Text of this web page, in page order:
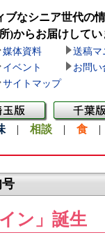
ブなシニア世代の
)からお届けしてい
媒体資料
送稿マ
イベント
お問い
サイトマップ
| 相談 | 食
ン」誕生